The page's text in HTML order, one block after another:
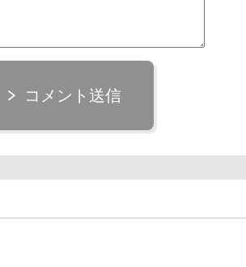
コメント送信